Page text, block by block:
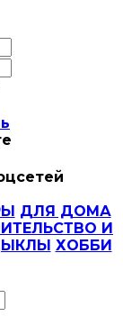
ДЛЯ ДОМА
И
ХОББИ